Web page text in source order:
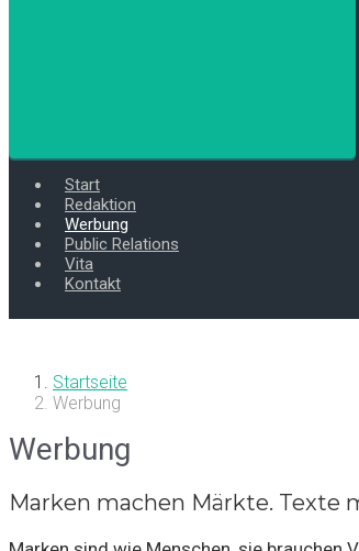
Start
Redaktion
Werbung
Public Relations
Vita
Kontakt
Startseite
Werbung
Werbung
Marken machen Märkte. Texte